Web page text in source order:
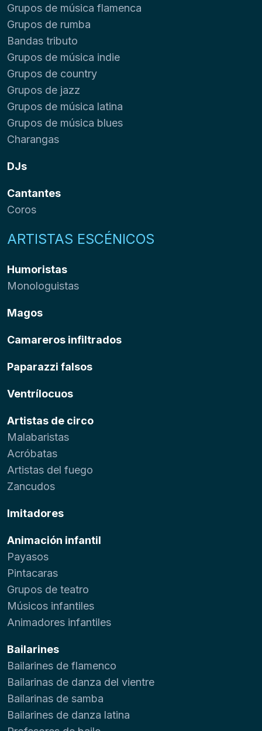
Grupos de música flamenca
Grupos de rumba
Bandas tributo
Grupos de música indie
Grupos de country
Grupos de jazz
Grupos de música latina
Grupos de música blues
Charangas
DJs
Cantantes
Coros
ARTISTAS ESCÉNICOS
Humoristas
Monologuistas
Magos
Camareros infiltrados
Paparazzi falsos
Ventrílocuos
Artistas de circo
Malabaristas
Acróbatas
Artistas del fuego
Zancudos
Imitadores
Animación infantil
Payasos
Pintacaras
Grupos de teatro
Músicos infantiles
Animadores infantiles
Bailarines
Bailarines de flamenco
Bailarinas de danza del vientre
Bailarinas de samba
Bailarines de danza latina